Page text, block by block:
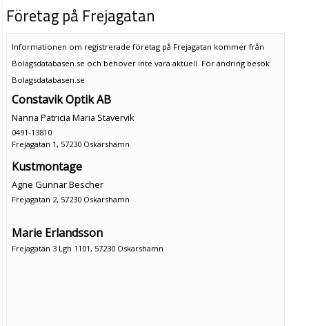
Företag på Frejagatan
Informationen om registrerade företag på Frejagatan kommer från
Bolagsdatabasen.se och behöver inte vara aktuell. För ändring besök
Bolagsdatabasen.se
Constavik Optik AB
Nanna Patricia Maria Stavervik
0491-13810
Frejagatan 1, 57230 Oskarshamn
Kustmontage
Agne Gunnar Bescher
Frejagatan 2, 57230 Oskarshamn
Marie Erlandsson
Frejagatan 3 Lgh 1101, 57230 Oskarshamn